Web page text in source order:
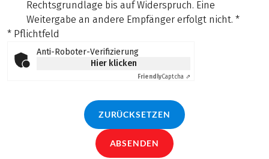
Rechtsgrundlage bis auf Widerspruch. Eine
Weitergabe an andere Empfänger erfolgt nicht. *
* Pflichtfeld
Anti-Roboter-Verifizierung
Hier klicken
FriendlyCaptcha ⇗
ZURÜCKSETZEN
ABSENDEN